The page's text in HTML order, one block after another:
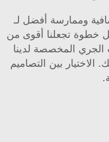
وممارسة أفضل لـ
خطوة تجعلنا أقوى من
الجري المخصصة لدينا
بين التصاميم